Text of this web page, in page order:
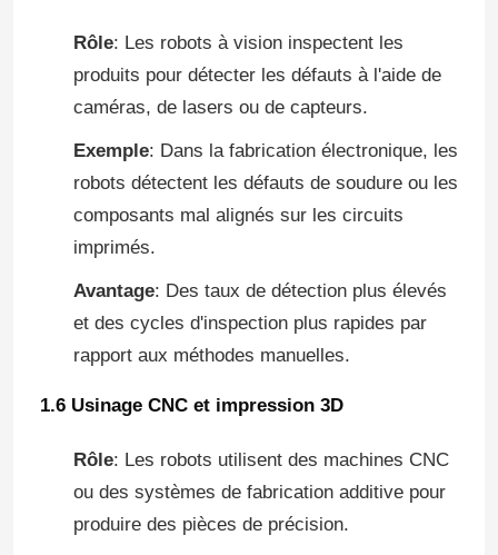
Robot de palettisation automatique
Un kit de bras robotisé
Bras de robot d'
Rôle: Les robots à vision inspectent les
produits pour détecter les défauts à l'aide de
caméras, de lasers ou de capteurs.
Exemple: Dans la fabrication électronique, les
robots détectent les défauts de soudure ou les
composants mal alignés sur les circuits
imprimés.
Avantage: Des taux de détection plus élevés
et des cycles d'inspection plus rapides par
rapport aux méthodes manuelles.
1.6 Usinage CNC et impression 3D
Rôle: Les robots utilisent des machines CNC
ou des systèmes de fabrication additive pour
produire des pièces de précision.